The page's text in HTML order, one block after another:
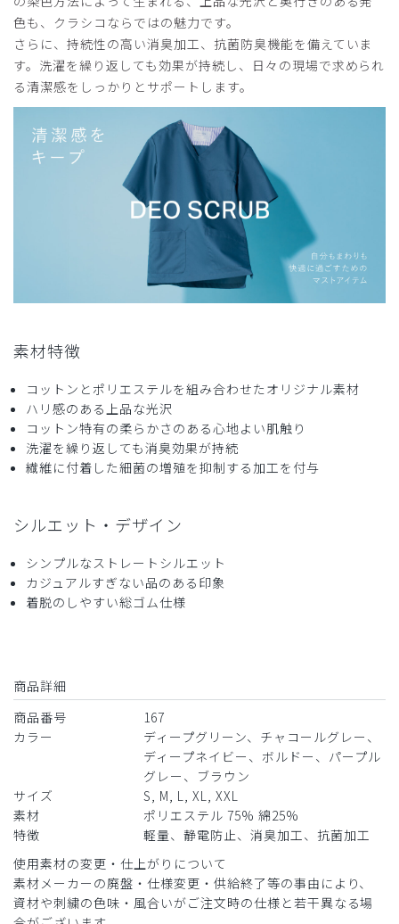
ー/M
役に立った 0
kee様
181-185cm 体重:71-75kg
毎日使っています。履き心地もとても良いです。
167メンズ:デオスクラブパンツ/ディープネイビ
ms様
購入確認済み
年齢: 20代 身長:176-180cm 体重: 71-75kg
商品：167メンズ:デオスクラブパンツ/ディープネイビ
役に立った 0
Nat様
購入確認済み
年齢: 176-180cm 体重: 61-65kg
大変満足しています。擦り切れたらまた頼もうかと考えま
商品：
167メンズ:デオスクラブパンツ/ディープネイビ
ー/L
役に立った 1
色も、クラシコならではの魅力です。
さらに、持続性の高い消臭加工、抗菌防臭機能を備えていま
す。洗濯を繰り返しても効果が持続し、日々の現場で求められ
る清潔感をしっかりとサポートします。
素材特徴
コットンとポリエステルを組み合わせたオリジナル素材
ハリ感のある上品な光沢
コットン特有の柔らかさのある心地よい肌触り
洗濯を繰り返しても消臭効果が持続
繊維に付着した細菌の増殖を抑制する加工を付与
シルエット・デザイン
シンプルなストレートシルエット
カジュアルすぎない品のある印象
着脱のしやすい総ゴム仕様
商品詳細
商品番号
167
カラー
ディープグリーン、チャコールグレー、
ディープネイビー、ボルドー、パープル
グレー、ブラウン
サイズ
S, M, L, XL, XXL
素材
ポリエステル 75% 綿25%
特徴
軽量、静電防止、消臭加工、抗菌加工
使用素材の変更・仕上がりについて
素材メーカーの廃盤・仕様変更・供給終了等の事由により、
資材や刺繍の色味・風合いがご注文時の仕様と若干異なる場